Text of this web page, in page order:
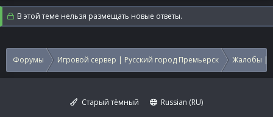
В этой теме нельзя размещать новые ответы.
Форумы Игровой сервер | Русский город Премьерск Жалобы |
Старый тёмный
Russian (RU)